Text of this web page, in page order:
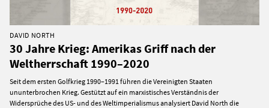
DAVID NORTH
30 Jahre Krieg: Amerikas Griff nach der
Weltherrschaft 1990–2020
Seit dem ersten Golfkrieg 1990–1991 führen die Vereinigten Staaten
ununterbrochen Krieg. Gestützt auf ein marxistisches Verständnis der
Widersprüche des US- und des Weltimperialismus analysiert David North die